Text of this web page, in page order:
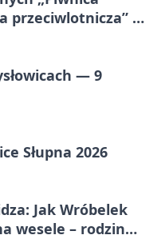
przeciwlotnicza” –
— 9
Słupna 2026
Jak Wróbelek
wesele – rodzinny